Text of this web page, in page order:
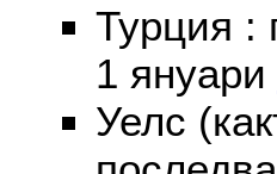
Турция :
1 януари
Уелс